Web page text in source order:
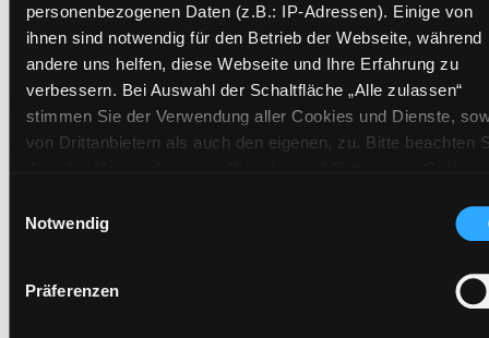
personenbezogenen Daten (z.B.: IP-Adressen). Einige von
ihnen sind notwendig für den Betrieb der Webseite, während
andere uns helfen, diese Webseite und Ihre Erfahrung zu
verbessern. Bei Auswahl der Schaltfläche „Alle zulassen“
stimmen Sie der Verwendung aller Cookies und Dienste,
von Drittanbietern als auch den eigenen, zu. Bitte beachten
(Länder außerhalb des EWR ohne adäquates
Datenschutzniveau) stattfinden kann. In diesem
ausgeschlossen werden. Eine Verarbeitung durch solche
Notwendig
Präferenzen
Signatur:NB.OBM GLI
Standort 2: Ausleihe
Status: Verfügbar
Vorbestellungen:0
Mediengruppe: Sachbuch
Standort 3: